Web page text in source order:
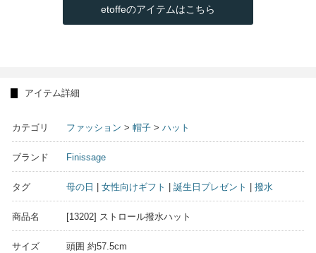
etoffeのアイテムはこちら
アイテム詳細
カテゴリ ファッション > 帽子 > ハット
ブランド Finissage
タグ 母の日 女性向けギフト 誕生日プレゼント 撥水
商品名 [13202] ストロール撥水ハット
サイズ 頭囲 約57.5cm